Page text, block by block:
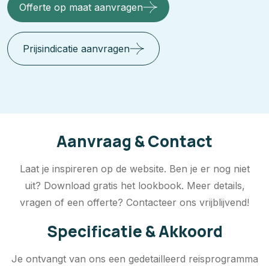
Offerte op maat aanvragen
Prijsindicatie aanvragen
Aanvraag & Contact
Laat je inspireren op de website. Ben je er nog niet
uit? Download gratis het lookbook. Meer details,
vragen of een offerte? Contacteer ons vrijblijvend!
Specificatie & Akkoord
Je ontvangt van ons een gedetailleerd reisprogramma